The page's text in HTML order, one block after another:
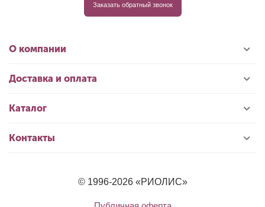
Заказать обратный звонок
О компании
Доставка и оплата
Каталог
Контакты
© 1996-2026 «РИОЛИС»